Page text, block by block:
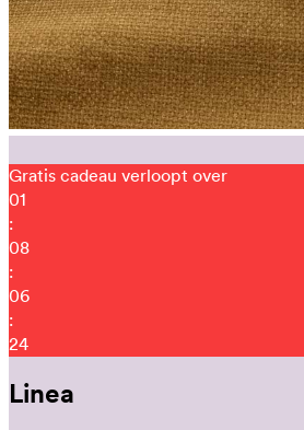
Gratis cadeau verloopt over
01
:
08
:
06
:
14
Linea